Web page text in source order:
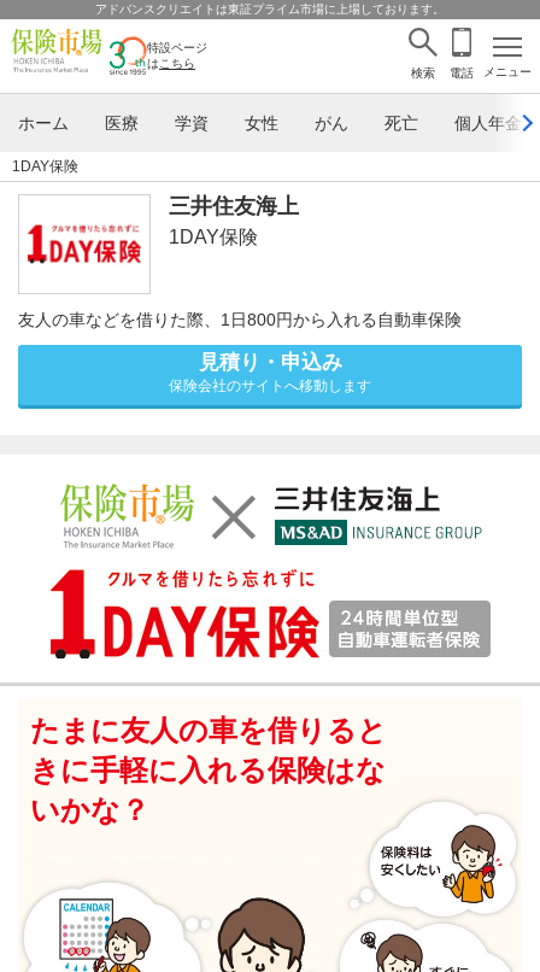
アドバンスクリエイトは東証プライム市場に上場しております。
特設ページ
は こちら
検索 電話 メニュー
ホーム 医療 学資 女性 がん 死亡 個人年金
1DAY保険
三井住友海上
1DAY保険
友人の車などを借りた際、1日800円から入れる自動車保険
見積り・申込み
保険会社のサイトへ移動します
たまに友人の車を借りると
きに手軽に入れる保険はな
いかな？